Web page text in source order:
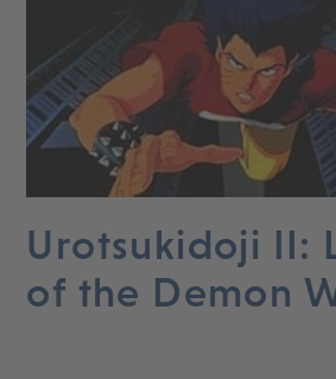
Urotsukidoji II:
of the Demon